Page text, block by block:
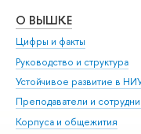
О ВЫШКЕ
Цифры и факты
Руководство и структура
Устойчивое развитие в
Преподаватели и
Корпуса и общежития